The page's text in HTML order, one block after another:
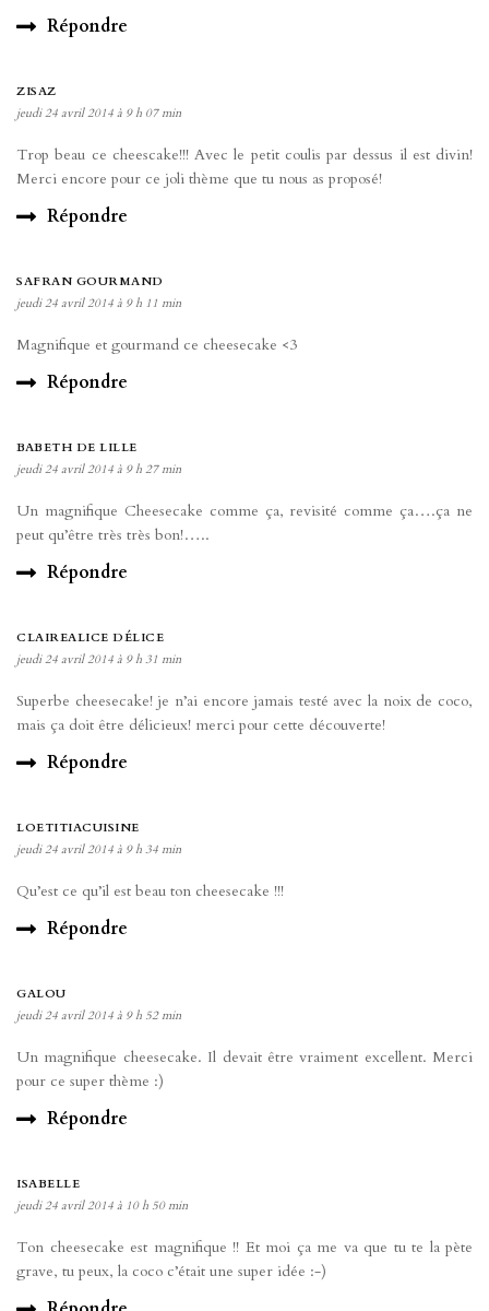
Répondre
ZISAZ
jeudi 24 avril 2014 à 9 h 07 min
Trop beau ce cheescake!!! Avec le petit coulis par dessus il est divin!
Merci encore pour ce joli thème que tu nous as proposé!
Répondre
SAFRAN GOURMAND
jeudi 24 avril 2014 à 9 h 11 min
Magnifique et gourmand ce cheesecake <3
Répondre
BABETH DE LILLE
jeudi 24 avril 2014 à 9 h 27 min
Un magnifique Cheesecake comme ça, revisité comme ça….ça ne
peut qu’être très très bon!…..
Répondre
CLAIREALICE DÉLICE
jeudi 24 avril 2014 à 9 h 31 min
Superbe cheesecake! je n’ai encore jamais testé avec la noix de coco,
mais ça doit être délicieux! merci pour cette découverte!
Répondre
LOETITIACUISINE
jeudi 24 avril 2014 à 9 h 34 min
Qu’est ce qu’il est beau ton cheesecake !!!
Répondre
GALOU
jeudi 24 avril 2014 à 9 h 52 min
Un magnifique cheesecake. Il devait être vraiment excellent. Merci
pour ce super thème :)
Répondre
ISABELLE
jeudi 24 avril 2014 à 10 h 50 min
Ton cheesecake est magnifique !! Et moi ça me va que tu te la pète
grave, tu peux, la coco c’était une super idée :-)